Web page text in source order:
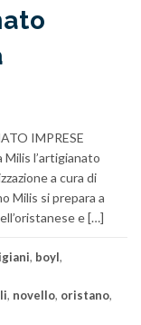
IMPRESE
Milis l’artigianato
a cura di
Milis si prepara a
e […]
, boyl,
, novello, oristano,